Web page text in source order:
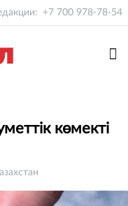
+7 700 978-78-54
көмекті